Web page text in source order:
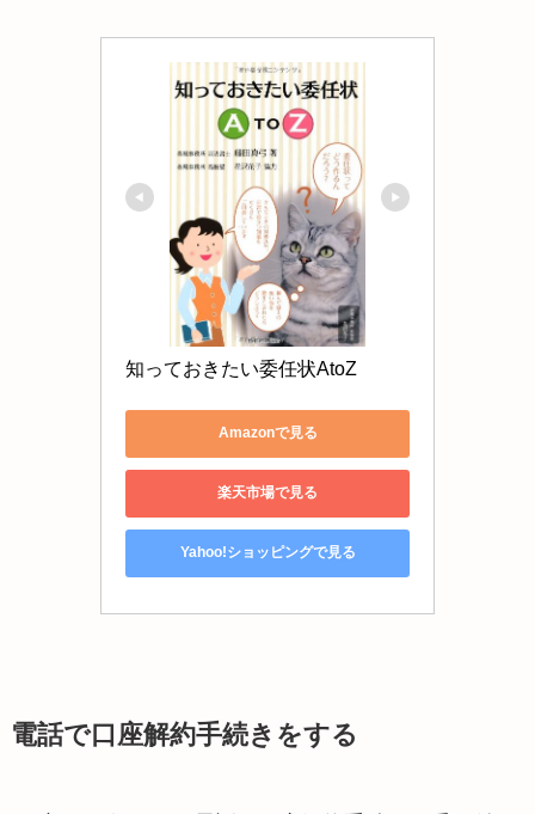
知っておきたい委任状AtoZ
Amazonで見る
楽天市場で見る
Yahoo!ショッピングで見る
電話で口座解約手続きをする